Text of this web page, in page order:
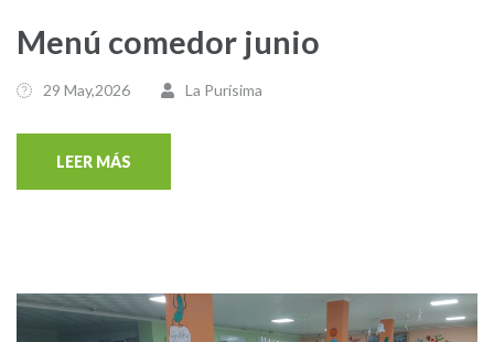
Menú comedor junio
29 May,2026 La Purísima
LEER MÁS